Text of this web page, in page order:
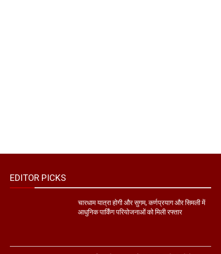
EDITOR PICKS
चारधाम यात्रा होगी और सुगम, कर्णप्रयाग और सिमली में
आधुनिक पार्किंग परियोजनाओं को मिली रफ्तार